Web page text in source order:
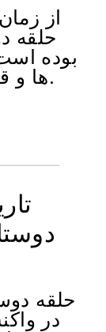
از
حلقه
بوده
ها و قطعنامه ها مشخص کرده ایم.
در